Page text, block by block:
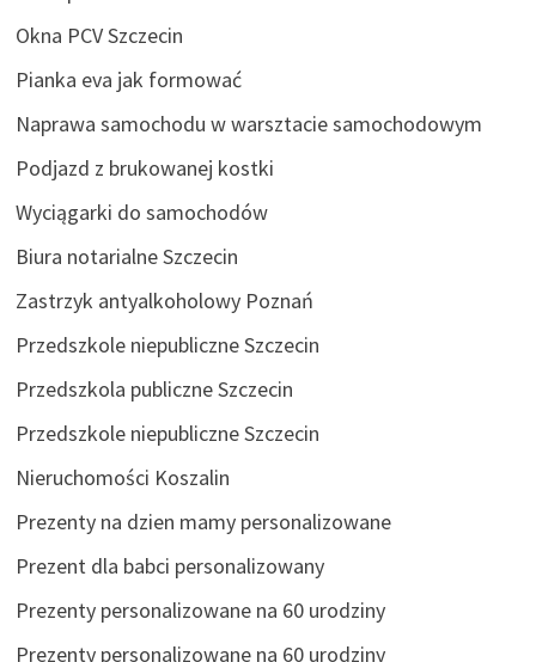
Okna PCV Szczecin
Pianka eva jak formować
Naprawa samochodu w warsztacie samochodowym
Podjazd z brukowanej kostki
Wyciągarki do samochodów
Biura notarialne Szczecin
Zastrzyk antyalkoholowy Poznań
Przedszkole niepubliczne Szczecin
Przedszkola publiczne Szczecin
Przedszkole niepubliczne Szczecin
Nieruchomości Koszalin
Prezenty na dzien mamy personalizowane
Prezent dla babci personalizowany
Prezenty personalizowane na 60 urodziny
Prezenty personalizowane na 60 urodziny